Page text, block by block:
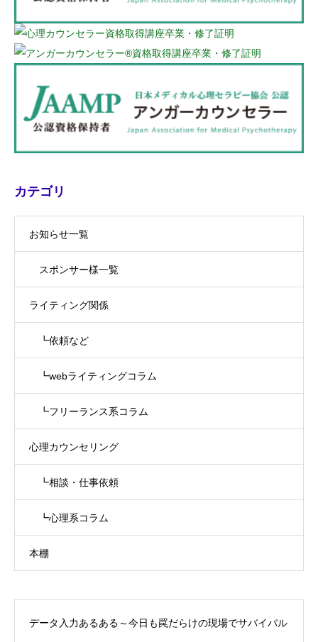
カテゴリ
お知らせ一覧
スポンサー様一覧
ライティング関係
┗依頼など
┗webライティングコラム
┗フリーランス系コラム
心理カウンセリング
┗相談・仕事依頼
┗心理系コラム
本棚
データ入力あるある～今日も罠だらけの現場でサバイバル